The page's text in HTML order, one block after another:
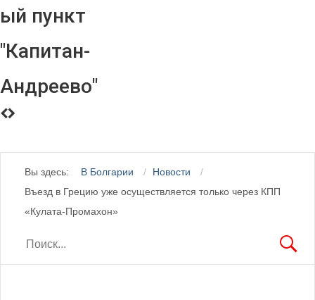
ый пункт
"Капитан-
Андреево"
Вы здесь: В Болгарии
Новости
Въезд в Грецию уже осуществляется только через КПП
«Кулата-Промахон»